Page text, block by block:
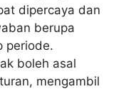
dipercaya dan
berupa
periode.
boleh asal
mengambil